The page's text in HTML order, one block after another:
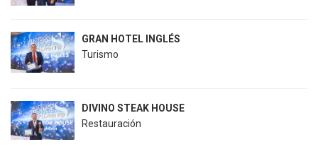
GRAN HOTEL INGLÉS
Turismo
DIVINO STEAK HOUSE
Restauración